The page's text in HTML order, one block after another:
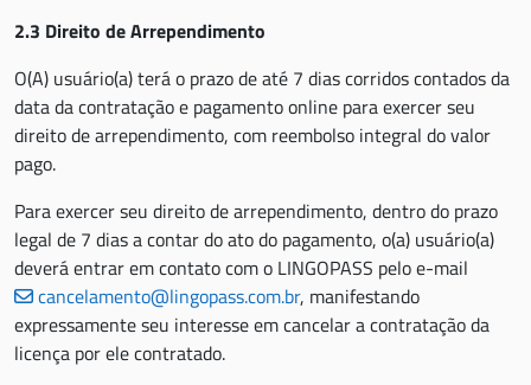
2.3 Direito de Arrependimento
O(A) usuário(a) terá o prazo de até 7 dias corridos contados da
data da contratação e pagamento online para exercer seu
direito de arrependimento, com reembolso integral do valor
pago.
Para exercer seu direito de arrependimento, dentro do prazo
legal de 7 dias a contar do ato do pagamento, o(a) usuário(a)
deverá entrar em contato com o LINGOPASS pelo e-mail
cancelamento@lingopass.com.br, manifestando
expressamente seu interesse em cancelar a contratação da
licença por ele contratado.